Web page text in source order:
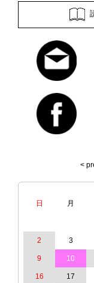
<
日
月
2 3
9 10
16 17